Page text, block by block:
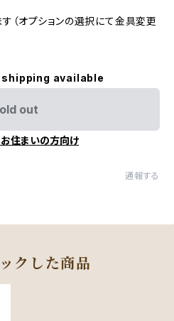
（オプションの選択にて金具変更
available
out
住まいの方向け
通報する
クした商品